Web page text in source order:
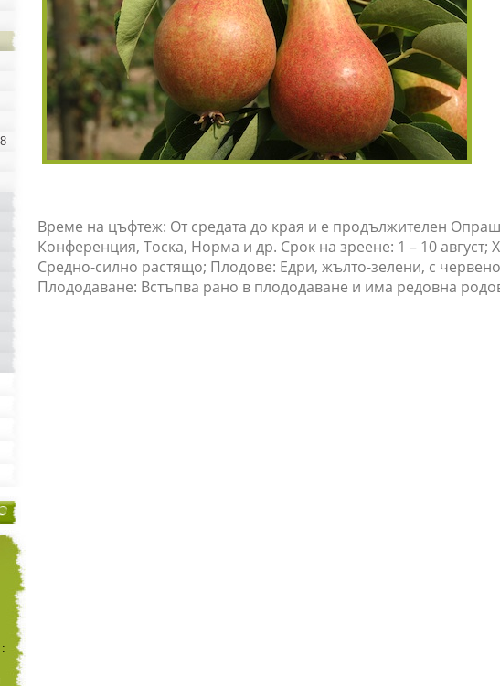
Време на цъфтеж: От средата до края и е продължителен
Конференция, Тоска, Норма и др. Срок на зреене: 1 – 10 август;
Средно-силно растящо; Плодове: Едри, жълто-зелени, с
Плододаване: Встъпва рано в плододаване и има редовна